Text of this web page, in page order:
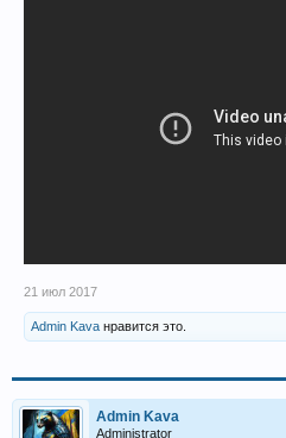
21 июл 2017
Admin Kava нравится это.
Admin Kava
Administrator